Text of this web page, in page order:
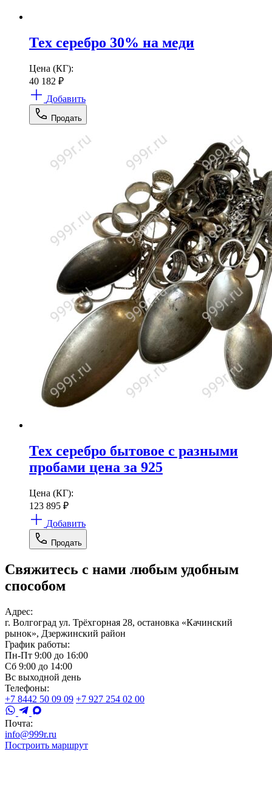
Тех серебро 30% на меди
Цена (КГ):
40 182 ₽
Добавить
Продать
Тех серебро бытовое с разными
пробами цена за 925
Цена (КГ):
123 895 ₽
Добавить
Продать
Свяжитесь с нами любым удобным
способом
Адрес:
г. Волгоград ул. Трёхгорная 28, остановка «Качинский
рынок», Дзержинский район
График работы:
Пн-Пт 9:00 до 16:00
Сб 9:00 до 14:00
Вс выходной день
Телефоны:
+7 8442 50 09 09 +7 927 254 02 00
Почта:
info@999r.ru
Построить маршрут